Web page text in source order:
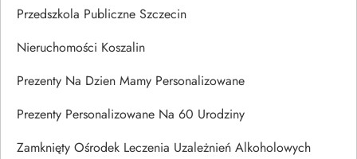
Przedszkola Publiczne Szczecin
Nieruchomości Koszalin
Prezenty Na Dzien Mamy Personalizowane
Prezenty Personalizowane Na 60 Urodziny
Zamknięty Ośrodek Leczenia Uzależnień Alkoholowych